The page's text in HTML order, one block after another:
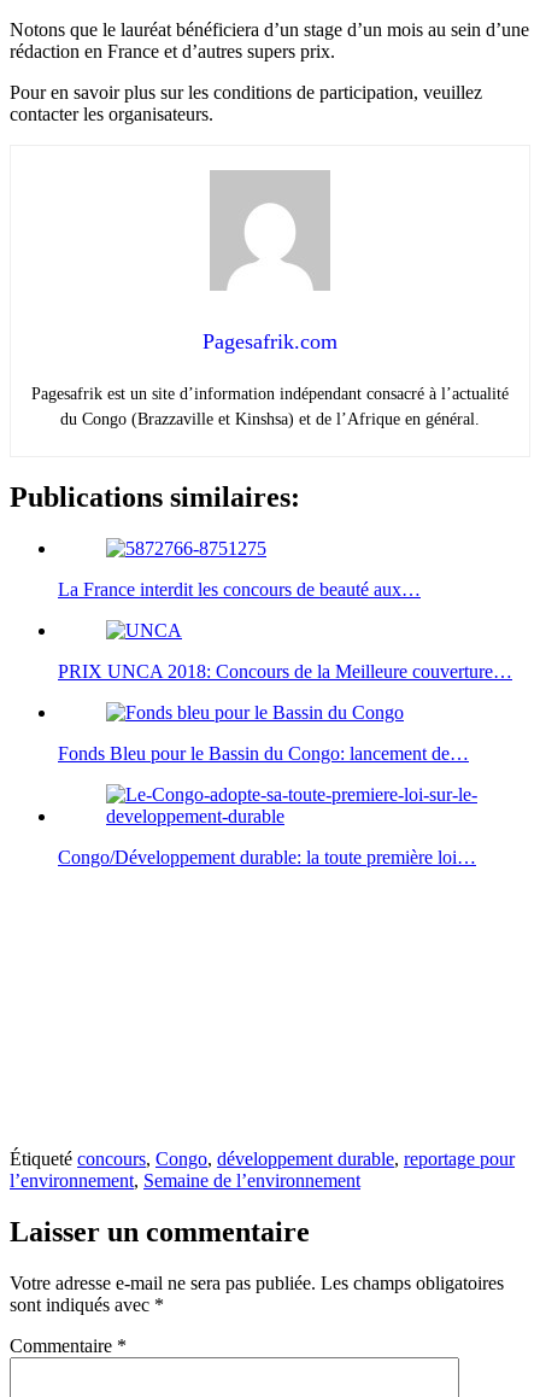
Notons que le lauréat bénéficiera d’un stage d’un mois au sein d’une
rédaction en France et d’autres supers prix.
Pour en savoir plus sur les conditions de participation, veuillez
contacter les organisateurs.
Pagesafrik.com
Pagesafrik est un site d’information indépendant consacré à l’actualité
du Congo (Brazzaville et Kinshsa) et de l’Afrique en général.
Publications similaires:
La France interdit les concours de beauté aux…
PRIX UNCA 2018: Concours de la Meilleure couverture…
Fonds Bleu pour le Bassin du Congo: lancement de…
Congo/Développement durable: la toute première loi…
Étiqueté concours, Congo, développement durable, reportage pour
l’environnement, Semaine de l’environnement
Laisser un commentaire
Votre adresse e-mail ne sera pas publiée. Les champs obligatoires
sont indiqués avec *
Commentaire *